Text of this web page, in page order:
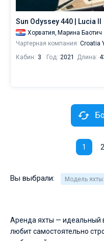
Sun Odyssey 440 | Lucia II
Хорватия, Марина Баотич
Чартерная компания: Croatia
Кабин: 3 Год: 2021 Длина:
1 2
Вы выбрали: Модель яхты:
Аренда яхты — идеальный
любит самостоятельно